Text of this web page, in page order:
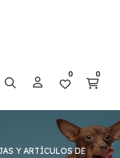
0 0
Y ARTÍCULOS DE